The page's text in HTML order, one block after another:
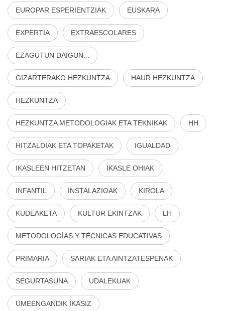
EUROPAR ESPERIENTZIAK EUSKARA
EXPERTIA EXTRAESCOLARES
EZAGUTUN DAIGUN...
GIZARTERAKO HEZKUNTZA HAUR HEZKUNTZA
HEZKUNTZA
HEZKUNTZA METODOLOGIAK ETA TEKNIKAK HH
HITZALDIAK ETA TOPAKETAK IGUALDAD
IKASLEEN HITZETAN IKASLE OHIAK
INFANTIL INSTALAZIOAK KIROLA
KUDEAKETA KULTUR EKINTZAK LH
METODOLOGÍAS Y TÉCNICAS EDUCATIVAS
PRIMARIA SARIAK ETA AINTZATESPENAK
SEGURTASUNA UDALEKUAK
UMEENGANDIK IKASIZ